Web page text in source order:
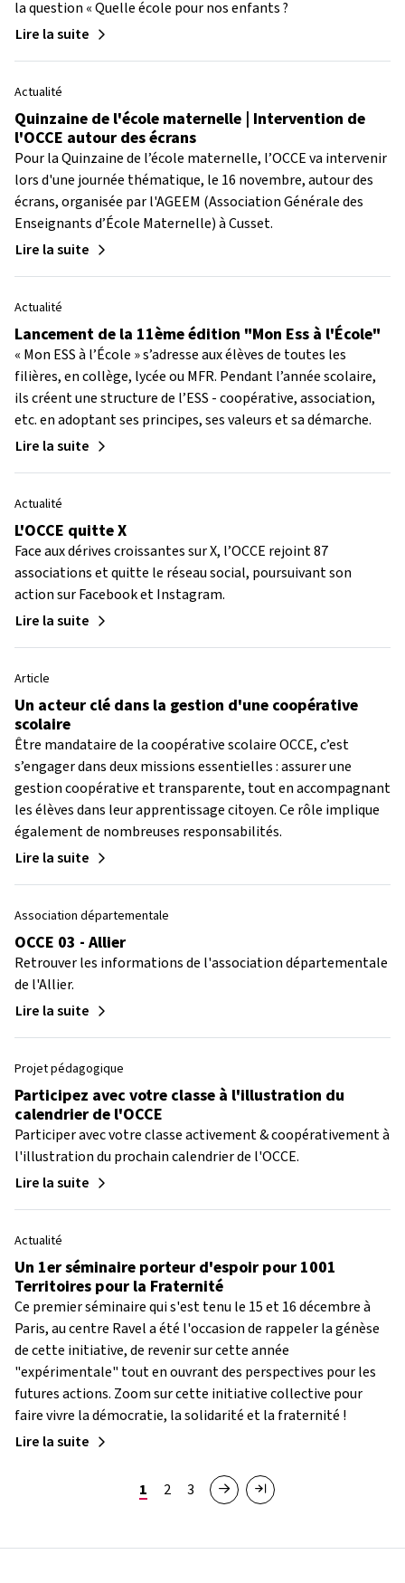
la question « Quelle école pour nos enfants ?
Lire la suite
Actualité
Quinzaine de l'école maternelle | Intervention de
l'OCCE autour des écrans
Pour la Quinzaine de l’école maternelle, l’OCCE va intervenir
lors d'une journée thématique, le 16 novembre, autour des
écrans, organisée par l'AGEEM (Association Générale des
Enseignants d’École Maternelle) à Cusset.
Lire la suite
Actualité
Lancement de la 11ème édition "Mon Ess à l'École"
« Mon ESS à l’École » s’adresse aux élèves de toutes les
filières, en collège, lycée ou MFR. Pendant l’année scolaire,
ils créent une structure de l’ESS - coopérative, association,
etc. en adoptant ses principes, ses valeurs et sa démarche.
Lire la suite
Actualité
L'OCCE quitte X
Face aux dérives croissantes sur X, l’OCCE rejoint 87
associations et quitte le réseau social, poursuivant son
action sur Facebook et Instagram.
Lire la suite
Article
Un acteur clé dans la gestion d'une coopérative
scolaire
Être mandataire de la coopérative scolaire OCCE, c’est
s’engager dans deux missions essentielles : assurer une
gestion coopérative et transparente, tout en accompagnant
les élèves dans leur apprentissage citoyen. Ce rôle implique
également de nombreuses responsabilités.
Lire la suite
Association départementale
OCCE 03 - Allier
Retrouver les informations de l'association départementale
de l'Allier.
Lire la suite
Projet pédagogique
Participez avec votre classe à l'illustration du
calendrier de l'OCCE
Participer avec votre classe activement & coopérativement à
l'illustration du prochain calendrier de l'OCCE.
Lire la suite
Actualité
Un 1er séminaire porteur d'espoir pour 1001
Territoires pour la Fraternité
Ce premier séminaire qui s'est tenu le 15 et 16 décembre à
Paris, au centre Ravel a été l'occasion de rappeler la génèse
de cette initiative, de revenir sur cette année
"expérimentale" tout en ouvrant des perspectives pour les
futures actions. Zoom sur cette initiative collective pour
faire vivre la démocratie, la solidarité et la fraternité !
Lire la suite
Page courante
1 Page
2 Page
3 Page suivanteDernière page